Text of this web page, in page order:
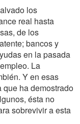
los
real hasta
de los
bancos y
en la pasada
La
Y en esas
ha demostrado
ésta no
sobrevivir a esta